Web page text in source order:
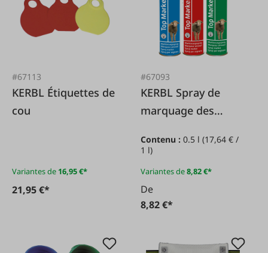
#67113
KERBL Étiquettes de
cou
Variantes de 16,95 €*
21,95 €*
#67093
KERBL Spray de
marquage des
TopMarker
Contenu :0.5 l(17,64 € /
1 l)
Variantes de8,82 €*
De
8,82 €*